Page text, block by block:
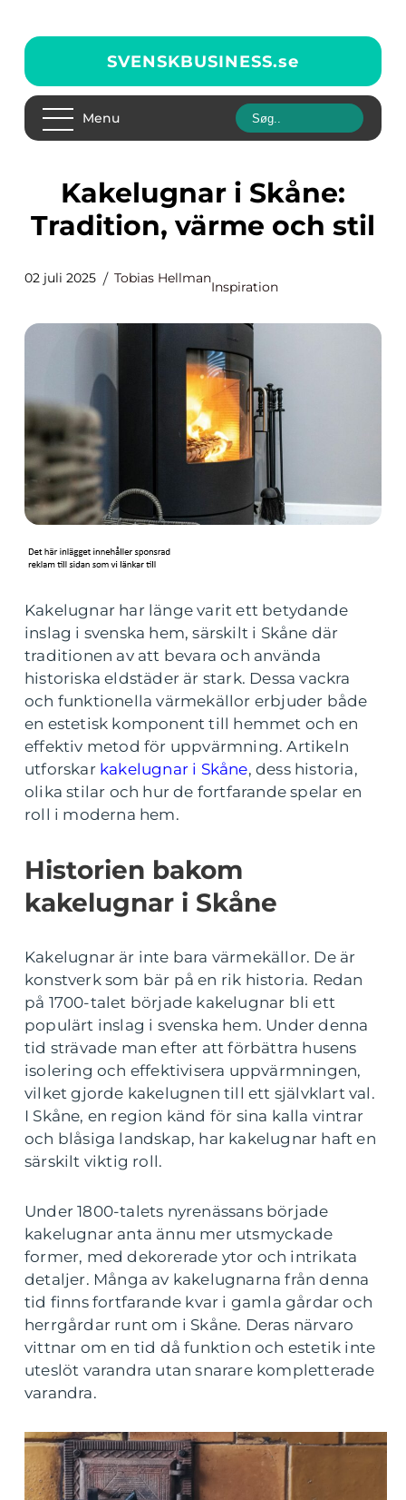
SVENSKBUSINESS.se
Menu
Kakelugnar i Skåne:
Tradition, värme och stil
02 juli 2025 Tobias Hellman
Inspiration
Kakelugnar har länge varit ett betydande
inslag i svenska hem, särskilt i Skåne där
traditionen av att bevara och använda
historiska eldstäder är stark. Dessa vackra
och funktionella värmekällor erbjuder både
en estetisk komponent till hemmet och en
effektiv metod för uppvärmning. Artikeln
utforskar kakelugnar i Skåne, dess historia,
olika stilar och hur de fortfarande spelar en
roll i moderna hem.
Historien bakom
kakelugnar i Skåne
Kakelugnar är inte bara värmekällor. De är
konstverk som bär på en rik historia. Redan
på 1700-talet började kakelugnar bli ett
populärt inslag i svenska hem. Under denna
tid strävade man efter att förbättra husens
isolering och effektivisera uppvärmningen,
vilket gjorde kakelugnen till ett självklart val.
I Skåne, en region känd för sina kalla vintrar
och blåsiga landskap, har kakelugnar haft en
särskilt viktig roll.
Under 1800-talets nyrenässans började
kakelugnar anta ännu mer utsmyckade
former, med dekorerade ytor och intrikata
detaljer. Många av kakelugnarna från denna
tid finns fortfarande kvar i gamla gårdar och
herrgårdar runt om i Skåne. Deras närvaro
vittnar om en tid då funktion och estetik inte
uteslöt varandra utan snarare kompletterade
varandra.